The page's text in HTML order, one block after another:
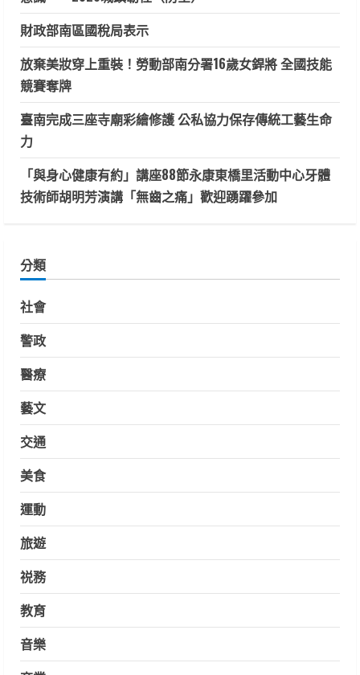
財政部南區國稅局表示
放棄美妝穿上重裝！勞動部南分署16歲女銲將 全國技能
競賽奪牌
臺南完成三座寺廟彩繪修護 公私協力保存傳統工藝生命
力
「與身心健康有約」講座88節永康東橋里活動中心牙體
技術師胡明芳演講「無齒之痛」歡迎踴躍參加
分類
社會
警政
醫療
藝文
交通
美食
運動
旅遊
祱務
教育
音樂